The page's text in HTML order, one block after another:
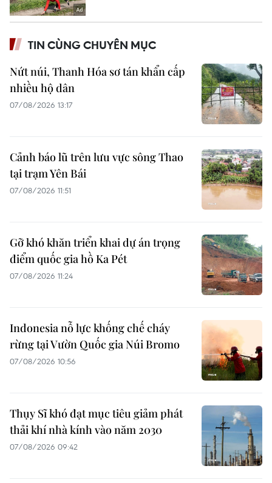
TIN CÙNG CHUYÊN MỤC
Nứt núi, Thanh Hóa sơ tán khẩn cấp
nhiều hộ dân
07/08/2026 13:17
Cảnh báo lũ trên lưu vực sông Thao
tại trạm Yên Bái
07/08/2026 11:51
Gỡ khó khăn triển khai dự án trọng
điểm quốc gia hồ Ka Pét
07/08/2026 11:24
Indonesia nỗ lực khống chế cháy
rừng tại Vườn Quốc gia Núi Bromo
07/08/2026 10:56
Thụy Sĩ khó đạt mục tiêu giảm phát
thải khí nhà kính vào năm 2030
07/08/2026 09:42